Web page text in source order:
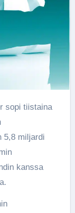
5,8 miljardi
kanssa